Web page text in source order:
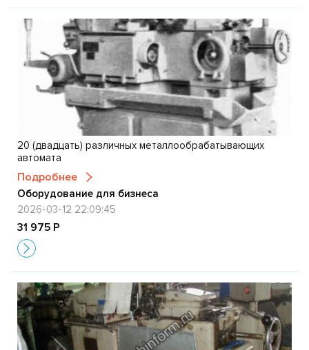
20 (двадцать) различных металлообрабатывающих
автомата
Подробнее
Оборудование для бизнеса
2026-03-12 22:09:45
31 975 Р